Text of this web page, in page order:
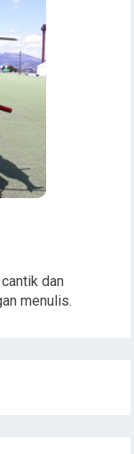
dan
menulis.